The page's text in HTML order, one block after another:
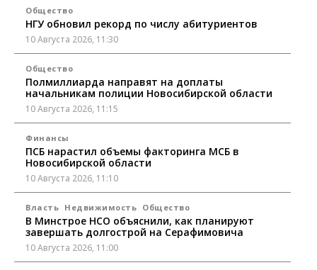
Общество
НГУ обновил рекорд по числу абитуриентов
10 Августа 2026, 11:30
Общество
Полмиллиарда направят на доплаты
начальникам полиции Новосибирской области
10 Августа 2026, 11:15
Финансы
ПСБ нарастил объемы факторинга МСБ в
Новосибирской области
10 Августа 2026, 11:10
Власть Недвижимость Общество
В Минстрое НСО объяснили, как планируют
завершать долгострой на Серафимовича
10 Августа 2026, 11:00